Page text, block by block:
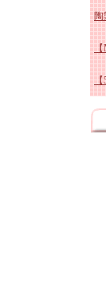
陶
【
【